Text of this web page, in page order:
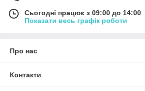
Сьогодні працює з 09:00 до 14:00
Показати весь графік роботи
Про нас
Контакти